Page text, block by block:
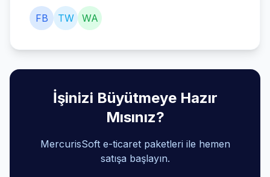
FB TW WA
İşinizi Büyütmeye Hazır
Mısınız?
MercurisSoft e-ticaret paketleri ile hemen
satışa başlayın.